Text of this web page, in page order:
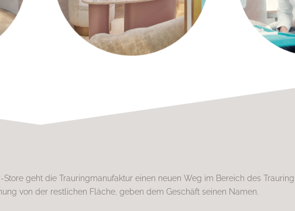
geht die Trauringmanufaktur einen neuen Weg im Bereich des
von der restlichen Fläche, geben dem Geschäft seinen Namen.